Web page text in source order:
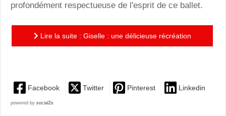
profondément respectueuse de l'esprit de ce ballet.
Lire la suite : Giselle : une délicieuse récréation
Facebook Twitter Pinterest Linkedin
powered by social2s